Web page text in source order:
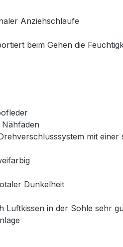
Anziehschlaufe
beim Gehen die
Nähfäden
mit
Dunkelheit
in der Sohle sehr